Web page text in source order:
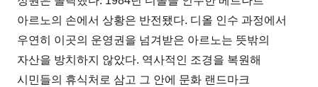
아르노의 손에서 상황은 반전됐다. 디올 인수 과정에서
우연히 이곳의 운영권을 넘겨받은 아르노는 뜻밖의
자산을 방치하지 않았다. 역사적인 조경을 복원해
시민들의 휴식처로 삼고 그 안에 문화 랜드마크